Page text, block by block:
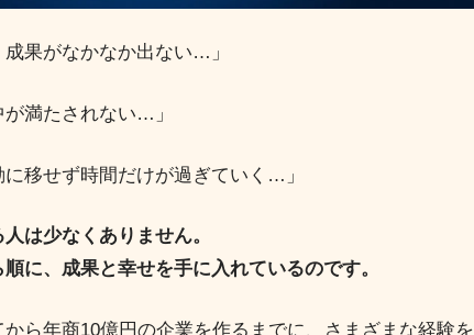
成果がなかなか出ない…」
が満たされない…」
に移せず時間だけが過ぎていく…」
は少なくありません。
に、成果と幸せを手に入れているのです。
ら年商10億円の企業を作るまでに、さまざまな経験を